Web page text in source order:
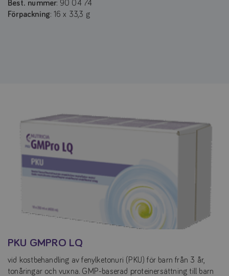
Best. nummer: 90 04 74
Förpackning: 16 x 33,3 g
PKU GMPRO LQ
vid kostbehandling av fenylketonuri (PKU) för barn från 3 år,
tonåringar och vuxna. GMP-baserad proteinersättning till barn